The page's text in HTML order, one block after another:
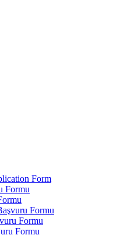
Form
Formu
Formu
Formu
Formu